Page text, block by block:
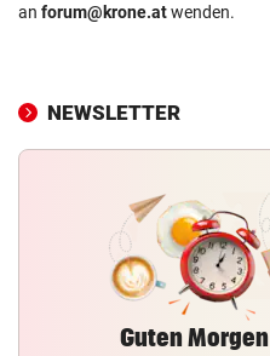
an forum@krone.atwenden.
NEWSLETTER
Guten Morgen